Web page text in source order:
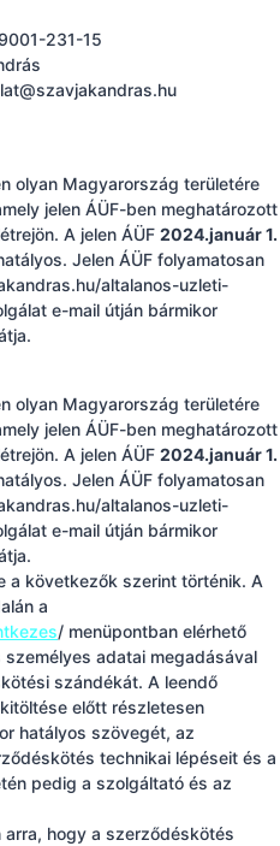
231-15
olyan Magyarország területére
jelen ÁÜF-ben meghatározott
A jelen ÁÜF 2024.január 1.
Jelen ÁÜF folyamatosan
altalanos-uzleti-
e-mail útján bármikor
olyan Magyarország területére
jelen ÁÜF-ben meghatározott
A jelen ÁÜF 2024.január 1.
Jelen ÁÜF folyamatosan
altalanos-uzleti-
e-mail útján bármikor
a következők szerint történik. A
a
/ menüpontban elérhető
adatai megadásával
szándékát. A leendő
előtt részletesen
hatályos szövegét, az
technikai lépéseit és a
pedig a szolgáltató és az
hogy a szerződéskötés